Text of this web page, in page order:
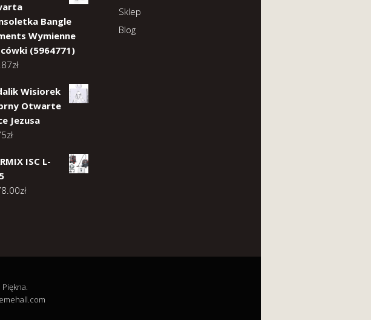
Bangle
Wymienne
(5964771)
zł
Wisiorek
Otwarte
Jezusa
zł
ISC L-
zł
Sklep
Blog